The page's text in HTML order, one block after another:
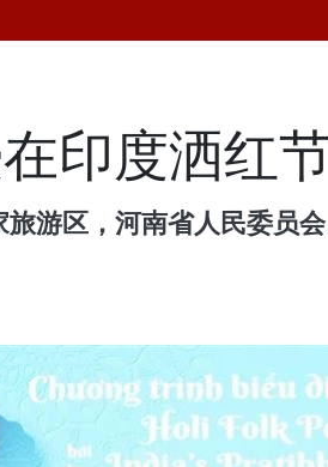
印度洒红
游区，河南省人民委员